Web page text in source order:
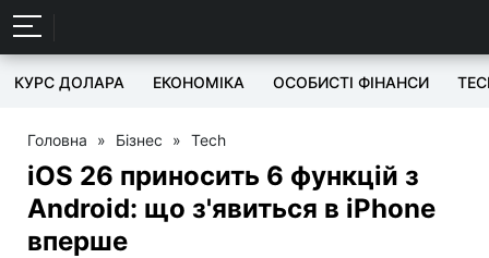
КУРС ДОЛАРА ЕКОНОМІКА ОСОБИСТІ ФІНАНСИ
Головна » Бізнес » Tech
iOS 26 приносить 6 функцій з
Android: що з'явиться в iPhone
вперше